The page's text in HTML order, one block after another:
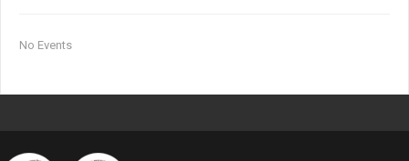
No Events